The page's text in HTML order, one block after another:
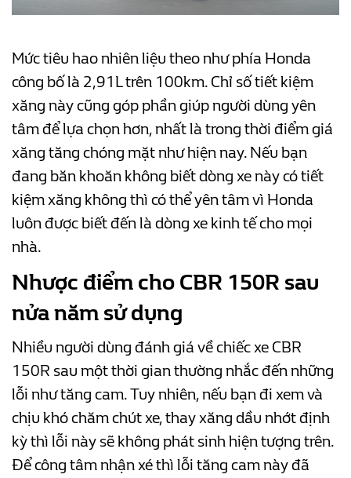
Mức tiêu hao nhiên liệu theo như phía Honda
công bố là 2,91L trên 100km. Chỉ số tiết kiệm
xăng này cũng góp phần giúp người dùng yên
tâm để lựa chọn hơn, nhất là trong thời điểm giá
xăng tăng chóng mặt như hiện nay. Nếu bạn
đang băn khoăn không biết dòng xe này có tiết
kiệm xăng không thì có thể yên tâm vì Honda
luôn được biết đến là dòng xe kinh tế cho mọi
nhà.
Nhược điểm cho CBR 150R sau
nửa năm sử dụng
Nhiều người dùng đánh giá về chiếc xe CBR
150R sau một thời gian thường nhắc đến những
lỗi như tăng cam. Tuy nhiên, nếu bạn đi xem và
chịu khó chăm chút xe, thay xăng dầu nhớt định
kỳ thì lỗi này sẽ không phát sinh hiện tượng trên.
Để công tâm nhận xé thì lỗi tăng cam này đã